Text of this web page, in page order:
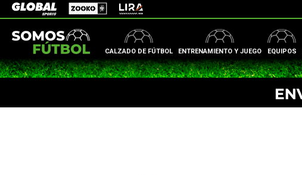
CALZADO DE FÚTBOL ENTRENAMIENTO Y JUEGO EQUIPOS
Global Sports Zooko Lira